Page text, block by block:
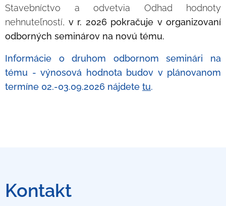
Stavebníctvo a odvetvia Odhad hodnoty
nehnuteľností, v r. 2026 pokračuje v organizovaní
odborných seminárov na novú tému.
Informácie o druhom odbornom seminári na
tému - výnosová hodnota budov v plánovanom
termíne 02.-03.09.2026 nájdete tu.
Kontakt